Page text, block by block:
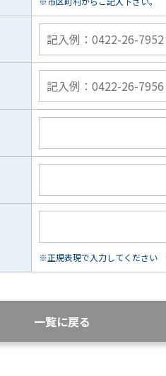
※正規表現で入力してくださ
一覧に戻る